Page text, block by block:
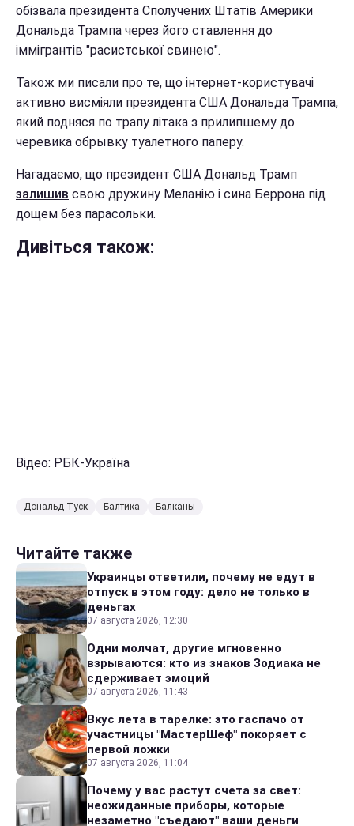
обізвала президента Сполучених Штатів Америки
Дональда Трампа через його ставлення до
іммігрантів "расистської свинею".
Також ми писали про те, що інтернет-користувачі
активно висміяли президента США Дональда Трампа,
який подняся по трапу літака з прилипшему до
черевика обрывку туалетного паперу.
Нагадаємо, що президент США Дональд Трамп
залишив свою дружину Меланію і сина Беррона під
дощем без парасольки.
Дивіться також:
Відео: РБК-Україна
Дональд Туск Балтика Балканы
Читайте также
Украинцы ответили, почему не едут в
отпуск в этом году: дело не только в
деньгах
07 августа 2026, 12:30
Одни молчат, другие мгновенно
взрываются: кто из знаков Зодиака не
сдерживает эмоций
07 августа 2026, 11:43
Вкус лета в тарелке: это гаспачо от
участницы "МастерШеф" покоряет с
первой ложки
07 августа 2026, 11:04
Почему у вас растут счета за свет:
неожиданные приборы, которые
незаметно "съедают" ваши деньги